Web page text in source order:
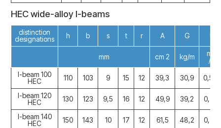
HEC wide-alloy I-beams
distinction
designations
h b s t r A G U
mm cm 2 kg/m
m 2
/m
I-beam 100
HEC
110 103 9 15 12 39,3 30,9 0,593
I-beam 120
HEC
130 123 9,5 16 12 49,9 39,2 0,712
I-beam 140
HEC
150 143 10 17 12 61,5 48,2 0,831